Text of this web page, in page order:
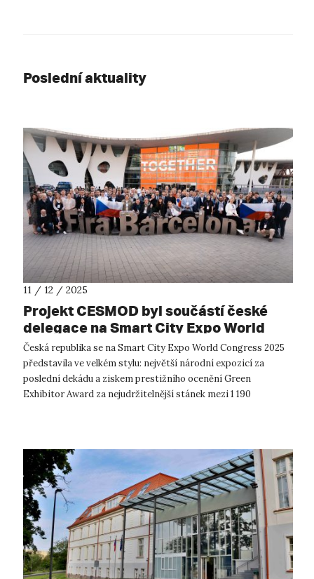
Poslední aktuality
11 / 12 / 2025
Projekt CESMOD byl součástí české
delegace na Smart City Expo World
Congress 2025 v Barceloně
Česká republika se na Smart City Expo World Congress 2025
představila ve velkém stylu: největší národní expozicí za
poslední dekádu a ziskem prestižního ocenění Green
Exhibitor Award za nejudržitelnější stánek mezi 1 190